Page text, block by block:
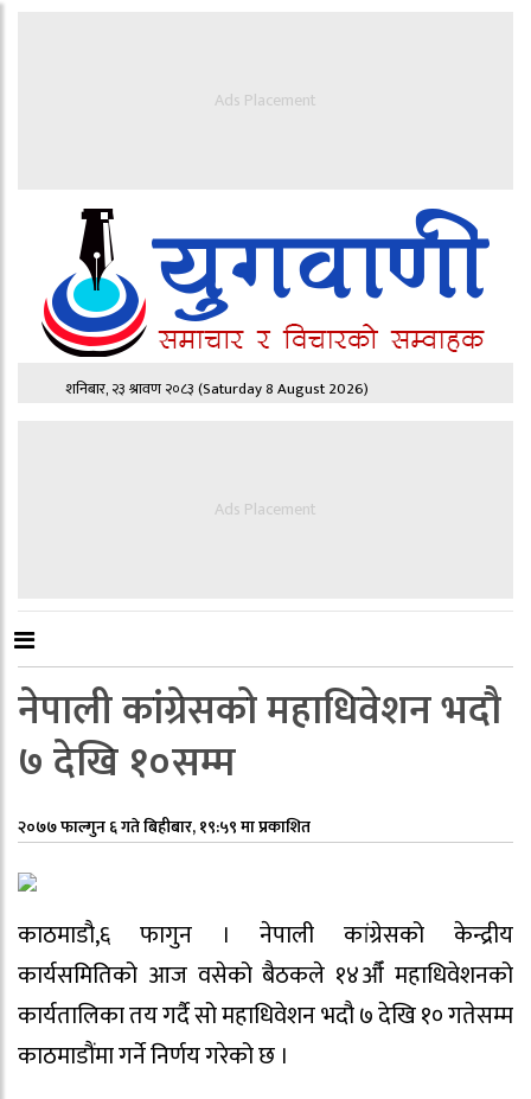
Ads Placement
शनिबार, २३ श्रावण २०८३(Saturday 8 August 2026)
Ads Placement
नेपाली कांग्रेसको महाधिवेशन भदौ
७ देखि १०सम्म
२०७७ फाल्गुन ६ गते बिहीबार, १९:५९ मा प्रकाशित
काठमाडौ,६ फागुन । नेपाली कांग्रेसको केन्द्रीय
कार्यसमितिको आज वसेको बैठकले १४औँ महाधिवेशनको
कार्यतालिका तय गर्दै सो महाधिवेशन भदौ ७ देखि १० गतेसम्म
काठमाडौंमा गर्ने निर्णय गरेको छ ।